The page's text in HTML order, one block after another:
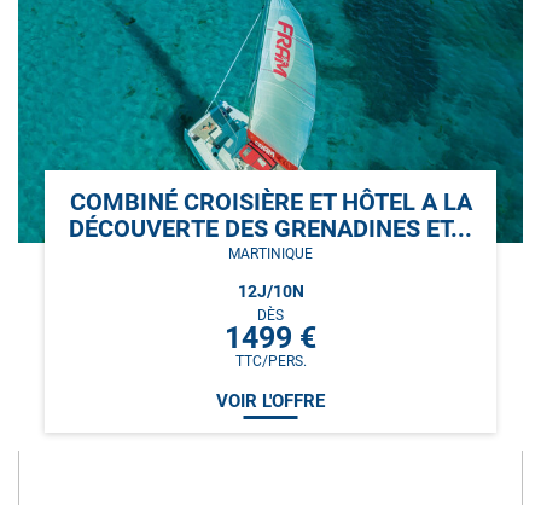
COMBINÉ CROISIÈRE ET HÔTEL A LA
DÉCOUVERTE DES GRENADINES ET...
MARTINIQUE
12J/10N
DÈS
1499 €
TTC/PERS.
VOIR L'OFFRE